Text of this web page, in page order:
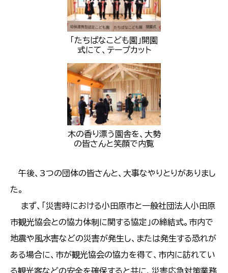
「たちばなこども園」開園
式にて、テープカット
木の香り漂う園舎を、大勢
の皆さんと笑顔で内覧
午後、3つの団体の皆さんと、大事なやりとりがありまし
た。
まず、「災害時における小田原市と一般社団法人小田原
市観光協会との協力体制に関する協定」の締結式。市内で
地震や風水害などの災害が発生し、または発生する恐れが
ある場合に、市が観光協会の協力を得て、市内に訪れてい
る観光客などの安全を確保すると共に、災害応急対策業務